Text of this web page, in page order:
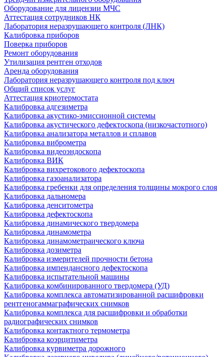
Оборудование для лицензии МЧС
Аттестация сотрудников НК
Лаборатория неразрушающего контроля (ЛНК)
Калибровка приборов
Поверка приборов
Ремонт оборудования
Утилизация рентген отходов
Аренда оборудования
Лаборатория неразрушающего контроля под ключ
Общий список услуг
Аттестация криотермостата
Калибровка адгезиметра
Калибровка акустико-эмиссионной системы
Калибровка акустического дефектоскопа (низкочастотного)
Калибровка анализатора металлов и сплавов
Калибровка виброметра
Калибровка видеоэндоскопа
Калибровка ВИК
Калибровка вихретокового дефектоскопа
Калибровка газоанализатора
Калибровка гребенки для определения толщины мокрого слоя
Калибровка дальномера
Калибровка денситометра
Калибровка дефектоскопа
Калибровка динамического твердомера
Калибровка динамометра
Калибровка динамометраического ключа
Калибровка дозиметра
Калибровка измерителей прочности бетона
Калибровка импендансного дефектоскопа
Калибровка испытательной машины
Калибровка комбинированного твердомера (УД)
Калибровка комплекса автоматизированной расшифровки
рентгеногаммаграфических снимков
Калибровка комплекса для расшифровки и обработки
радиографических снимков
Калибровка контактного термометра
Калибровка коэрцитиметра
Калибровка курвиметра дорожного